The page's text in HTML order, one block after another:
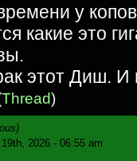
у
какие это
этот Диш. И
Thread)
19th, 2026 - 06:55 am